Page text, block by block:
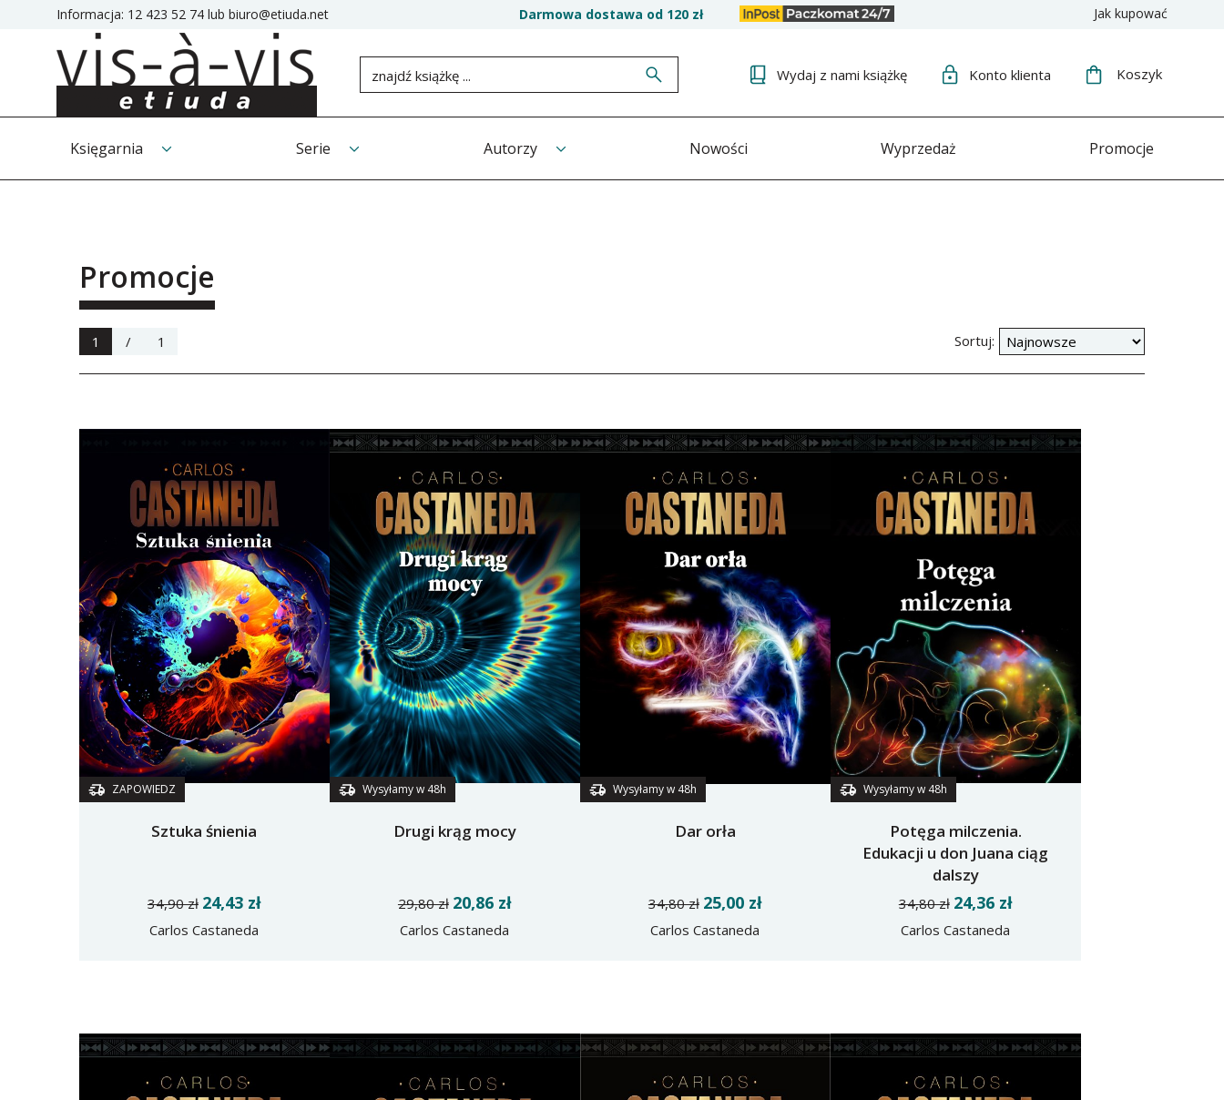
Informacja: 12 423 52 74 lub biuro@etiuda.net Darmowa dostawa od 120 zł Jak kupować
Wydaj z nami książkę Konto klienta Koszyk
Księgarnia Serie Autorzy Nowości Wyprzedaż Promocje
Promocje
1 / 1 Sortuj:
ZAPOWIEDZ
Sztuka śnienia
34,90 zł 24,43 zł
Carlos Castaneda
Wysyłamy w 48h
Drugi krąg mocy
29,80 zł 20,86 zł
Carlos Castaneda
Wysyłamy w 48h
Dar orła
34,80 zł 25,00 zł
Carlos Castaneda
Wysyłamy w 48h
Potęga milczenia.
Edukacji u don Juana ciąg
dalszy
34,80 zł 24,36 zł
Carlos Castaneda